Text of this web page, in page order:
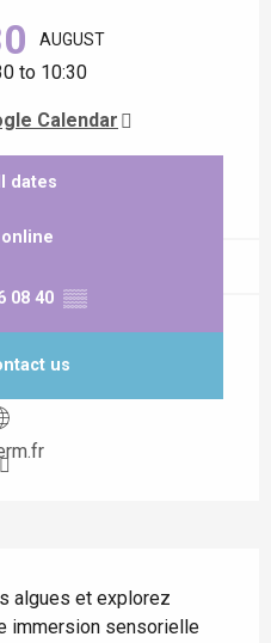
AUGUST
to 10:30
Calendar
dates
online
08 40 ▒▒
us
algues et explorez
immersion sensorielle